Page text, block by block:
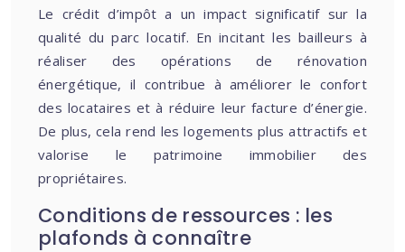
Le crédit d’impôt a un impact significatif sur la
qualité du parc locatif. En incitant les bailleurs à
réaliser des opérations de rénovation
énergétique, il contribue à améliorer le confort
des locataires et à réduire leur facture d’énergie.
De plus, cela rend les logements plus attractifs et
valorise le patrimoine immobilier des
propriétaires.
Conditions de ressources : les
plafonds à connaître